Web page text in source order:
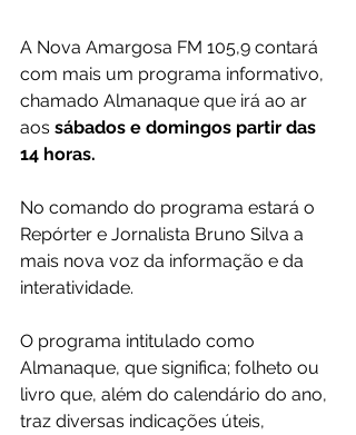
A Nova Amargosa FM 105,9 contará
com mais um programa informativo,
chamado Almanaque que irá ao ar
aos sábados e domingos partir das
14 horas.
No comando do programa estará o
Repórter e Jornalista Bruno Silva a
mais nova voz da informação e da
interatividade.
O programa intitulado como
Almanaque, que significa; folheto ou
livro que, além do calendário do ano,
traz diversas indicações úteis,